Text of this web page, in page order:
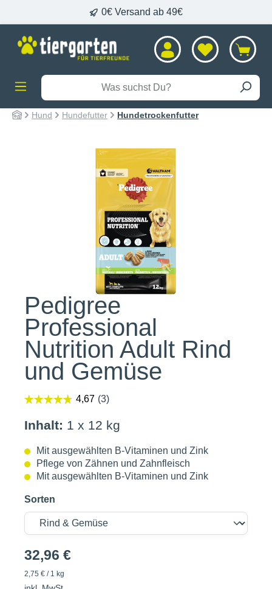
0€ Versand ab 49€
Hund Hundefutter Hundetrockenfutter
Bildergalerie überspringen
Pedigree
Professional
Nutrition Adult Rind
und Gemüse
Inhalt: 1 x 12 kg
Mit ausgewählten B-Vitaminen und Zink
Pflege von Zähnen und Zahnfleisch
Mit ausgewählten B-Vitaminen und Zink
Sorten
32,96 €
2,75 € / 1 kg